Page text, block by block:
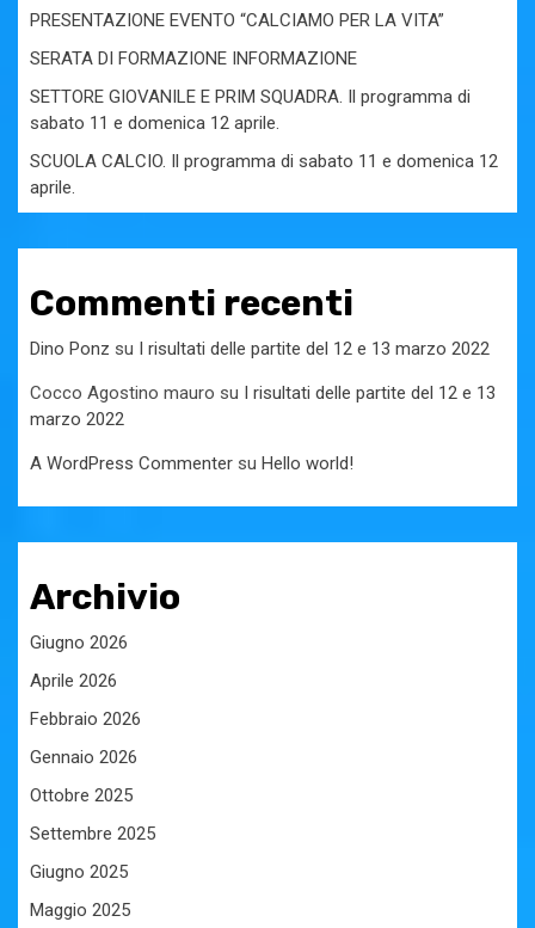
PRESENTAZIONE EVENTO “CALCIAMO PER LA VITA”
SERATA DI FORMAZIONE INFORMAZIONE
SETTORE GIOVANILE E PRIM SQUADRA. Il programma di
sabato 11 e domenica 12 aprile.
SCUOLA CALCIO. Il programma di sabato 11 e domenica 12
aprile.
Commenti recenti
Dino Ponz su I risultati delle partite del 12 e 13 marzo 2022
Cocco Agostino mauro su
I risultati delle partite del 12 e 13
marzo 2022
A WordPress Commenter su Hello world!
Archivio
Giugno 2026
Aprile 2026
Febbraio 2026
Gennaio 2026
Ottobre 2025
Settembre 2025
Giugno 2025
Maggio 2025